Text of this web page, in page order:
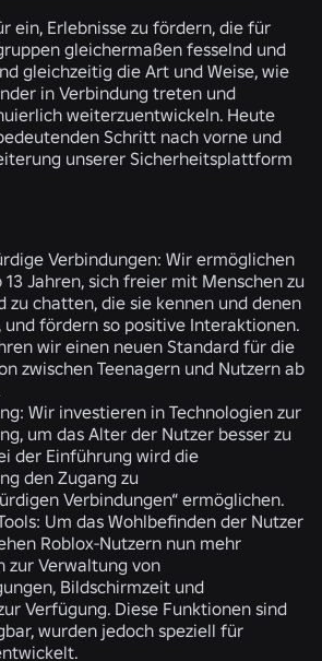
ein, Erlebnisse zu fördern, die für
gleichermaßen fesselnd und
gleichzeitig die Art und Weise, wie
in Verbindung treten und
weiterzuentwickeln. Heute
Schritt nach vorne und
unserer Sicherheitsplattform
Verbindungen: Wir ermöglichen
13 Jahren, sich freier mit Menschen zu
zu chatten, die sie kennen und denen
und fördern so positive Interaktionen.
wir einen neuen Standard für die
zwischen Teenagern und Nutzern ab
Wir investieren in Technologien zur
um das Alter der Nutzer besser zu
der Einführung wird die
den Zugang zu
Verbindungen“ ermöglichen.
Um das Wohlbefinden der Nutzer
Roblox-Nutzern nun mehr
zur Verwaltung von
Bildschirmzeit und
Verfügung. Diese Funktionen sind
wurden jedoch speziell für